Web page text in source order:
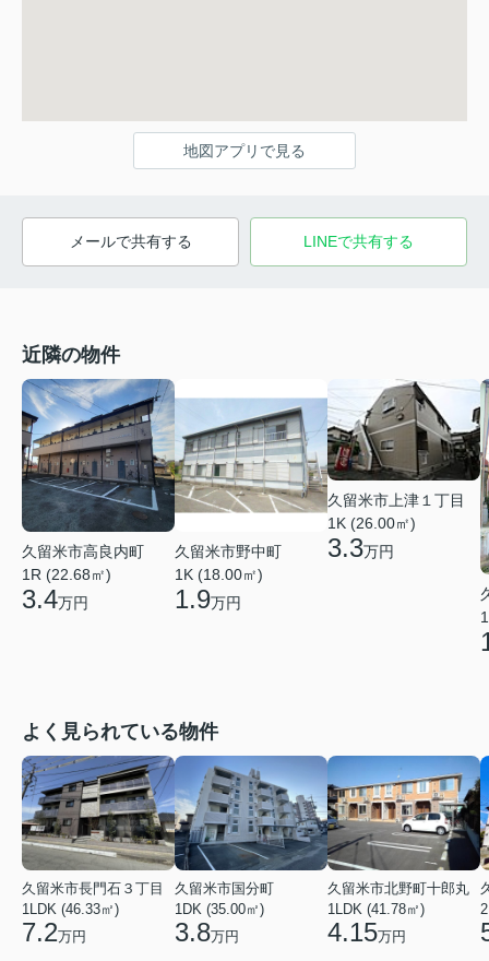
地図アプリで見る
メールで共有する LINEで共有する
近隣の物件
久留米市高良内町
1R (22.68㎡)
3.4万円
久留米市野中町
1K (18.00㎡)
1.9万円
久留米市上津１丁目
1K (26.00㎡)
3.3万円
よく見られている物件
久留米市長門石３丁目
1LDK (46.33㎡)
7.2万円
久留米市国分町
1DK (35.00㎡)
3.8万円
久留米市北野町十郎丸
1LDK (41.78㎡)
4.15万円